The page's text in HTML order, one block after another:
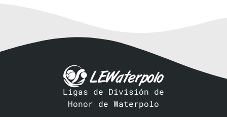
Ligas de División de
Honor de Waterpolo